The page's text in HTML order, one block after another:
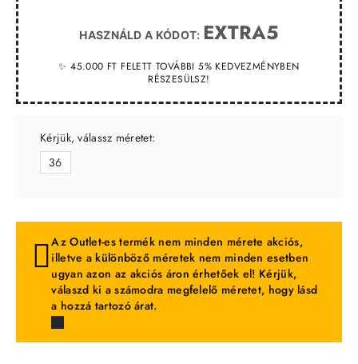
HASZNÁLD A KÓDOT: EXTRA5
✨ 45.000 FT FELETT TOVÁBBI 5% KEDVEZMÉNYBEN
RÉSZESÜLSZ!
Kérjük, válassz méretet:
36
Az Outlet-es termék nem minden mérete akciós,
illetve a különböző méretek nem minden esetben
ugyan azon az akciós áron érhetőek el! Kérjük,
válaszd ki a számodra megfelelő méretet, hogy lásd
a hozzá tartozó árat.